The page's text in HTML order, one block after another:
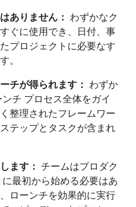
ありません： わずかなク
ぐに使用でき、日付、事
プロジェクトに必要なす
。
チが得られます： わずか
チ プロセス全体をガイ
整理されたフレームワー
テップとタスクが含まれ
ます： チームはプロダク
最初から始める必要はあ
ローンチを効果的に実行